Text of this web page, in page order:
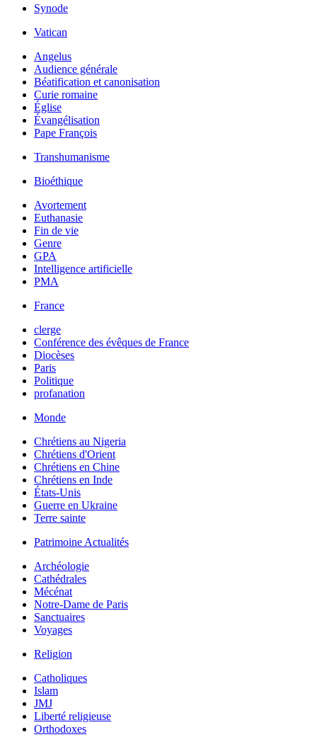
Synode
Vatican
Angelus
Audience générale
Béatification et canonisation
Curie romaine
Église
Évangélisation
Pape François
Transhumanisme
Bioéthique
Avortement
Euthanasie
Fin de vie
Genre
GPA
Intelligence artificielle
PMA
France
clerge
Conférence des évêques de France
Diocèses
Paris
Politique
profanation
Monde
Chrétiens au Nigeria
Chrétiens d'Orient
Chrétiens en Chine
Chrétiens en Inde
États-Unis
Guerre en Ukraine
Terre sainte
Patrimoine Actualités
Archéologie
Cathédrales
Mécénat
Notre-Dame de Paris
Sanctuaires
Voyages
Religion
Catholiques
Islam
JMJ
Liberté religieuse
Orthodoxes